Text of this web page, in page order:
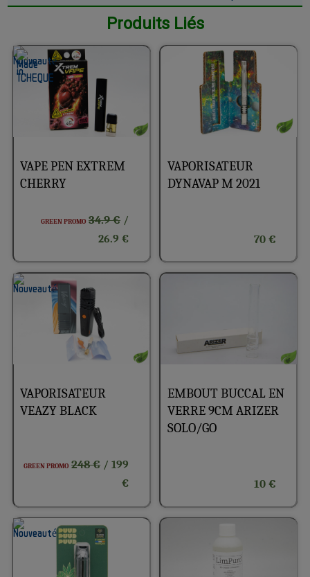
Produits Liés
VAPE PEN EXTREM
CHERRY
GREEN PROMO 34.9 € /
26.9 €
VAPORISATEUR
DYNAVAP M 2021
70 €
VAPORISATEUR
VEAZY BLACK
GREEN PROMO 248 € / 199
€
EMBOUT BUCCAL EN
VERRE 9CM ARIZER
SOLO/GO
10 €